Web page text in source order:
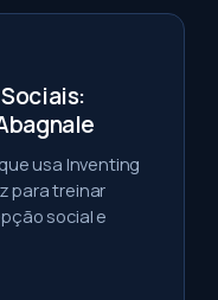
usa Inventing
para treinar
social e